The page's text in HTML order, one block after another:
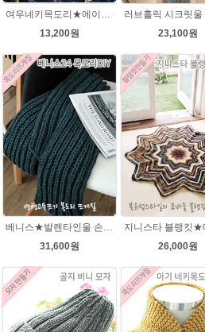
여우네키목도리★에이미울DIY 재료 패키지/유아목도리뜨기/아기목도리뜨개질/부드러운 베이비뜨개실로 제작 된 태교 손뜨개
13,200원
23,100원
베니스★발렌타인울 손뜨개질 목도리DIY 남녀커플 길라임목도리뜨개질
31,600원
26,000원